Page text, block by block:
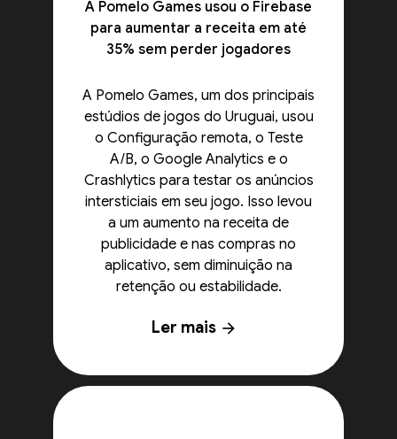
A Pomelo Games usou o Firebase
para aumentar a receita em até
35% sem perder jogadores
A Pomelo Games, um dos principais
estúdios de jogos do Uruguai, usou
o Configuração remota, o Teste
A/B, o Google Analytics e o
Crashlytics para testar os anúncios
intersticiais em seu jogo. Isso levou
a um aumento na receita de
publicidade e nas compras no
aplicativo, sem diminuição na
retenção ou estabilidade.
Ler mais arrow_forward